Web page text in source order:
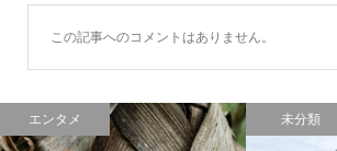
この記事へのコメントはありません。
エンタメ 未分類